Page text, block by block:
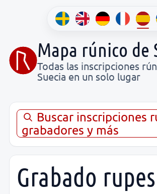
Mapa rúnico de
Todas las inscripciones
Suecia en un solo lugar
Buscar inscripciones
grabadores y más
Grabado